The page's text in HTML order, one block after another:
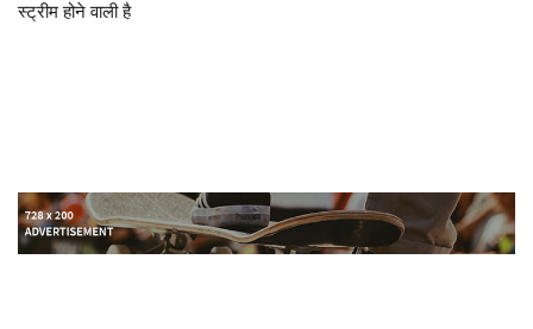
स्ट्रीम होने वाली है